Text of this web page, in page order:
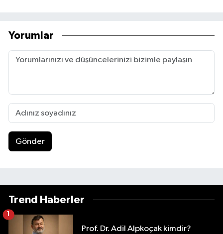
Yorumlar
Gönder
Trend Haberler
Prof. Dr. Adil Alpkoçak kimdir?
1